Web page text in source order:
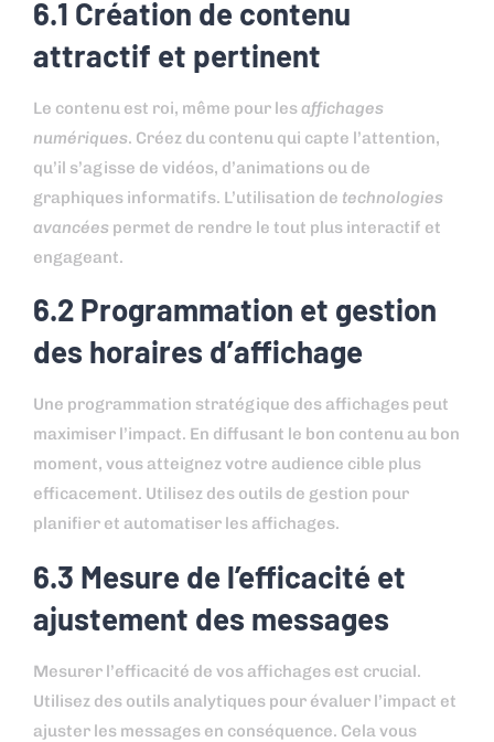
6.1 Création de contenu
attractif et pertinent
Le contenu est roi, même pour lesaffichages
numériques. Créez du contenu qui capte l’attention,
qu’il s’agisse de vidéos, d’animations ou de
graphiques informatifs. L’utilisation de technologies
avancées permet de rendre le tout plus interactif et
engageant.
6.2 Programmation et gestion
des horaires d’affichage
Une programmation stratégique des affichages peut
maximiser l’impact. En diffusant le bon contenu au bon
moment, vous atteignez votre audience cible plus
efficacement. Utilisez des outils de gestion pour
planifier et automatiser les affichages.
6.3 Mesure de l’efficacité et
ajustement des messages
Mesurer l’efficacité de vos affichages est crucial.
Utilisez des outils analytiques pour évaluer l’impact et
ajuster les messages en conséquence. Cela vous